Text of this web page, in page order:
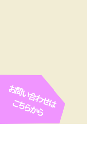
お問い合わせは
こちらから